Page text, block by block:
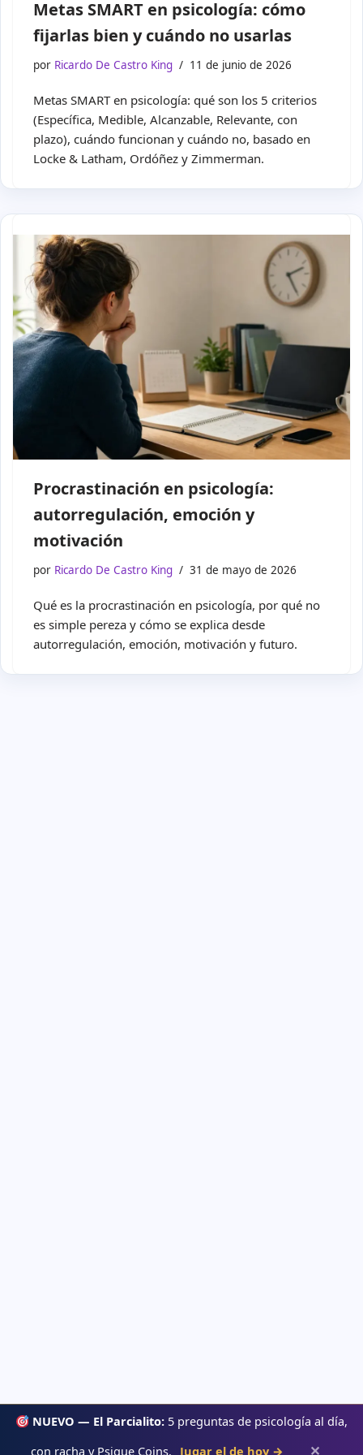
Metas SMART en psicología: cómo
fijarlas bien y cuándo no usarlas
por Ricardo De Castro King 11 de junio de 2026
Metas SMART en psicología: qué son los 5 criterios
(Específica, Medible, Alcanzable, Relevante, con
plazo), cuándo funcionan y cuándo no, basado en
Locke & Latham, Ordóñez y Zimmerman.
Procrastinación en psicología:
autorregulación, emoción y
motivación
por Ricardo De Castro King 31 de mayo de 2026
Qué es la procrastinación en psicología, por qué no
es simple pereza y cómo se explica desde
autorregulación, emoción, motivación y futuro.
NUEVO — El Parcialito:5 preguntas de psicología al día,
con racha y Psique Coins. Jugar el de hoy → ✕